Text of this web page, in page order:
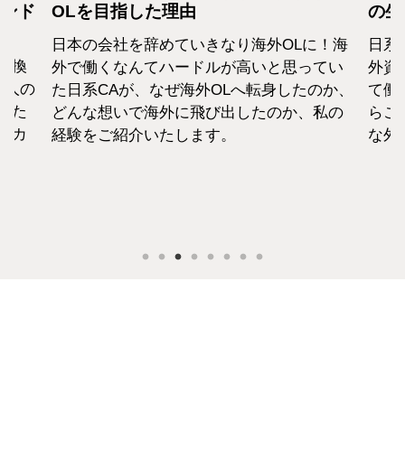
た理由
辞めていきなり海外OLに！海
てハードルが高いと思ってい
、なぜ海外OLへ転身したのか、
海外に飛び出したのか、私の
いたします。
の生活設計はどうな
日系エアラインと違い
外資系のエアラインは
て働いた経験をもつCA
らこそ、それぞれの考
な外資系CAのお金事